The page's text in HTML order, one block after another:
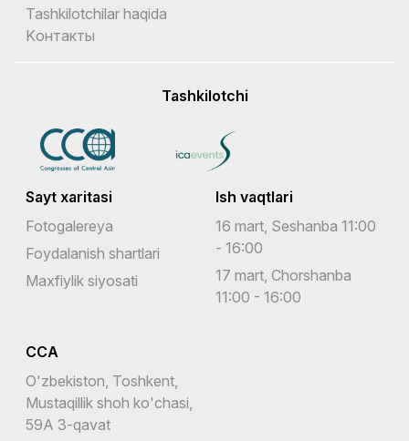
Tashkilotchilar haqida
Kонтакты
Tashkilotchi
Sayt xaritasi
Fotogalereya
Foydalanish shartlari
Maxfiylik siyosati
Ish vaqtlari
16 mart, Seshanba 11:00
- 16:00
17 mart, Chorshanba
11:00 - 16:00
CCA
O'zbekiston, Toshkent,
Mustaqillik shoh ko'chasi,
59A 3-qavat